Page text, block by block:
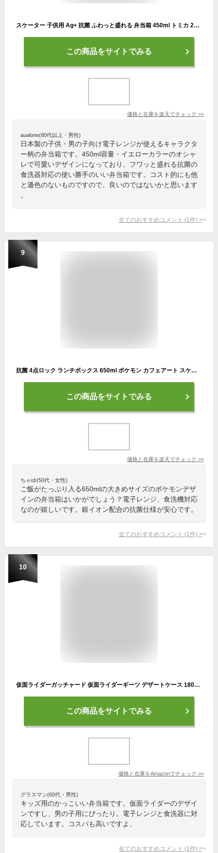
スケーター 子供用 Ag+ 抗菌 ふわっと盛れる 弁当箱 450ml トミカ 21 日本製 4973307517600 クリア 透明 キャラ弁 キャラクター 乗り物 車 黄色 イエロー レンジ 食洗機 日本製 男の子 園児 ギフト 誕生 祝い 入学 幼稚園 小学校 おすすめ 人気 潰れにくい
この商品をサイトでみる
価格と在庫を楽天でチェック >>
aualone(80代以上・男性)
日本製の子供・男の子向け電子レンジが使えるキャラクタ
ー柄の弁当箱です。450ml容量・イエローカラーのオシャ
レで可愛いデザインになっており、フワッと盛れる抗菌の
食洗器対応の使い勝手のいい弁当箱です。コスト的にも他
と遜色のないものですので、良いのではないかと思います
。
全てのおすすめコメント (1 件) >
9
抗菌 4点ロック ランチボックス 650ml ポケモン カフェアート スケーター YZFL7AG / 日本製 1段 お弁当箱 食洗機対応 電子レンジ対応 銀イオン Ag+ かわいい おしゃれ 可愛い お洒落 シンプル ポケットモンスター ピカチュウ Pokemon Cafe Art /
この商品をサイトでみる
価格と在庫を楽天でチェック >>
ちゃゆ(50代・女性)
ご飯がたっぷり入る650mlの大きめサイズのポケモンデザ
インの弁当箱はいかがでしょう？電子レンジ、食洗機対応
なのが嬉しいです。銀イオン配合の抗菌仕様が安心です。
全てのおすすめコメント (1 件) >
10
仮面ライダーガッチャード 仮面ライダーギーツ デザートケース 180ml 日本製 お弁当箱 デザートケース フルーツ 抗菌加工 食洗機対応 電子レンジ対応 おしゃれ 弁当箱 遠足 ピクニック 幼稚園 保育園 小学生 子供 キッズ(ガッチャード)
この商品をサイトでみる
価格と在庫をAmazonでチェック >>
グラスマン(60代・男性)
キッズ用のかっこいい弁当箱です。仮面ライダーのデザイ
ンですし、男の子用にぴったり。電子レンジと食洗器に対
応しています。コスパも高いですよ、
全てのおすすめコメント (1 件) >